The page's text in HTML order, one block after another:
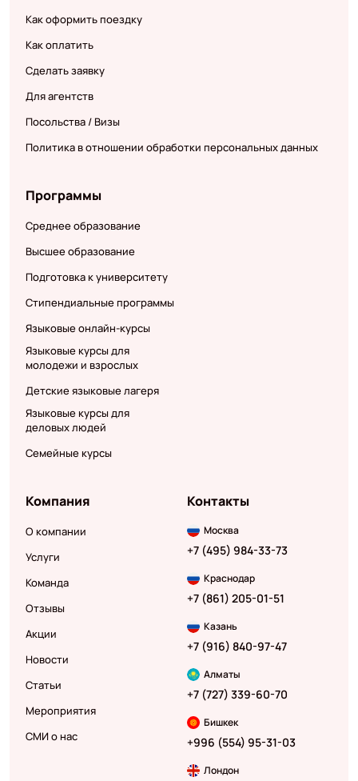
Как оформить поездку
Как оплатить
Сделать заявку
Для агентств
Посольства / Визы
Политика в отношении обработки персональных данных
Программы
Среднее образование
Высшее образование
Подготовка к университету
Стипендиальные программы
Языковые онлайн-курсы
Языковые курсы для
молодежи и взрослых
Детские языковые лагеря
Языковые курсы для
деловых людей
Семейные курсы
Компания
О компании
Услуги
Команда
Отзывы
Акции
Новости
Статьи
Мероприятия
СМИ о нас
Контакты
Москва
+7 (495) 984-33-73
Краснодар
+7 (861) 205-01-51
Казань
+7 (916) 840-97-47
Алматы
+7 (727) 339-60-70
Бишкек
+996 (554) 95-31-03
Лондон